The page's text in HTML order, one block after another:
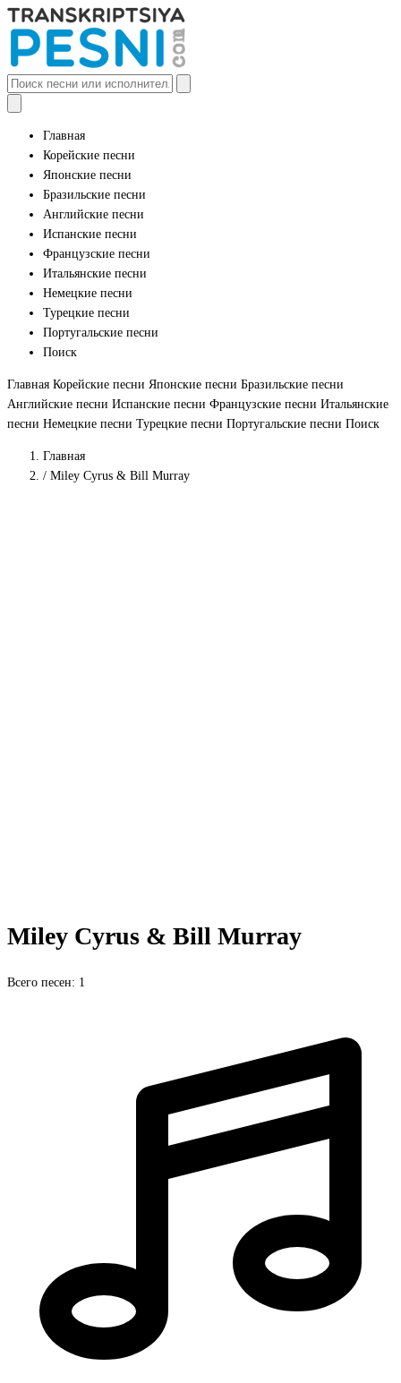
Главная
Корейские песни
Японские песни
Бразильские песни
Английские песни
Испанские песни
Французские песни
Итальянские песни
Немецкие песни
Турецкие песни
Португальские песни
Поиск
Главная Корейские песни Японские песни Бразильские песни
Английские песни Испанские песни Французские песни Итальянские
песни Немецкие песни Турецкие песни Португальские песни Поиск
Главная
/ Miley Cyrus & Bill Murray
Miley Cyrus & Bill Murray
Всего песен: 1